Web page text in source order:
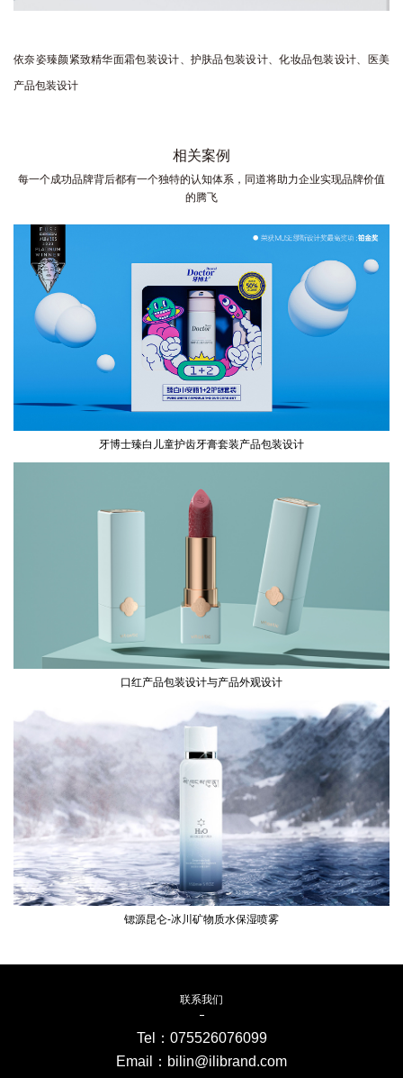
依奈姿臻颜紧致精华面霜包装设计、护肤品包装设计、化妆品包装设计、医美
产品包装设计
相关案例
每一个成功品牌背后都有一个独特的认知体系，同道将助力企业实现品牌价值
的腾飞
牙博士臻白儿童护齿牙膏套装产品包装设计
口红产品包装设计与产品外观设计
锶源昆仑-冰川矿物质水保湿喷雾
联系我们
Tel： 075526076099
Email：bilin@ilibrand.com